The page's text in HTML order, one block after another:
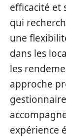
efficacité et
qui
une
dans les
les
approche
expérience